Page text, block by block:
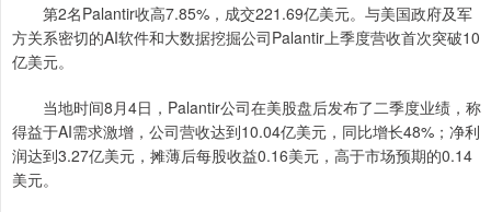
第2名Palantir收高7.85%，成交221.69亿美元。与美国政府及军
方关系密切的AI软件和大数据挖掘公司Palantir上季度营收首次突破10
亿美元。
当地时间8月4日，Palantir公司在美股盘后发布了二季度业绩，称
得益于AI需求激增，公司营收达到10.04亿美元，同比增长48%；净利
润达到3.27亿美元，摊薄后每股收益0.16美元，高于市场预期的0.14
美元。